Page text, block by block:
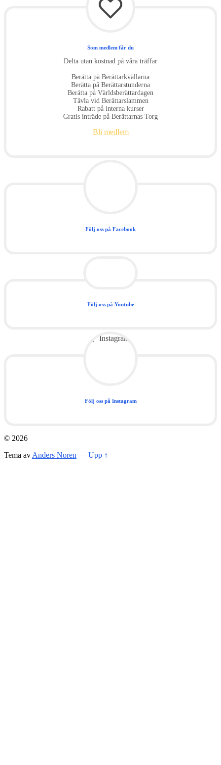
Som medlem får du
Delta utan kostnad på våra träffar
Berätta på Berättarkvällarna
Berätta på Berättarstunderna
Berätta på Världsberättardagen
Tävla vid Berättarslammen
Rabatt på interna kurser
Gratis inträde på Berättarnas Torg
Bli medlem
Följ oss på Facebook
Följ oss på Youtube
Följ oss på Instagram
© 2026
Tema av Anders Noren — Upp ↑